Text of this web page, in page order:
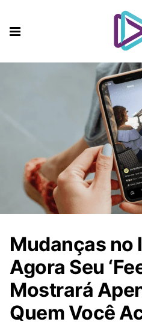
Mudanças no
Agora Seu
Mostrará
Quem Você